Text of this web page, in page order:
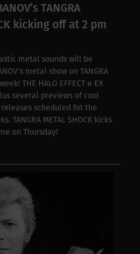
TANGRA
kicking off at 2 pm
metal sounds will be
metal show on TANGRA
THE HALO EFFECT и EX
several previews of cool
scheduled fot the
TANGRA METAL SHOCK kicks
on Thursday!